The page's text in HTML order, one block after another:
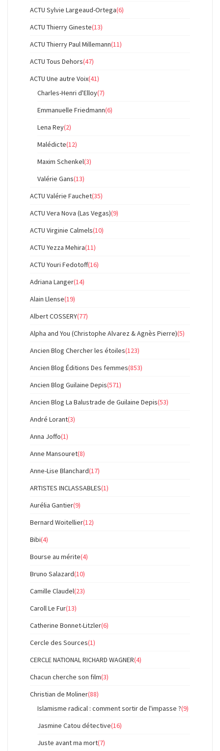
ACTU Sylvie Largeaud-Ortega(6)
ACTU Thierry Gineste(13)
ACTU Thierry Paul Millemann(11)
ACTU Tous Dehors(47)
ACTU Une autre Voix(41)
Charles-Henri d'Elloy(7)
Emmanuelle Friedmann(6)
Lena Rey(2)
Malédicte(12)
Maxim Schenkel(3)
Valérie Gans(13)
ACTU Valérie Fauchet(35)
ACTU Vera Nova (Las Vegas)(9)
ACTU Virginie Calmels(10)
ACTU Yezza Mehira(11)
ACTU Youri Fedotoff(16)
Adriana Langer(14)
Alain Llense(19)
Albert COSSERY(77)
Alpha and You (Christophe Alvarez & Agnès Pierre)(5)
Ancien Blog Chercher les étoiles(123)
Ancien Blog Éditions Des femmes(853)
Ancien Blog Guilaine Depis(571)
Ancien Blog La Balustrade de Guilaine Depis(53)
André Lorant(3)
Anna Joffo(1)
Anne Mansouret(8)
Anne-Lise Blanchard(17)
ARTISTES INCLASSABLES(1)
Aurélia Gantier(9)
Bernard Woitellier(12)
Bibi(4)
Bourse au mérite(4)
Bruno Salazard(10)
Camille Claudel(23)
Caroll Le Fur(13)
Catherine Bonnet-Litzler(6)
Cercle des Sources(1)
CERCLE NATIONAL RICHARD WAGNER(4)
Chacun cherche son film(3)
Christian de Moliner(88)
Islamisme radical : comment sortir de l'impasse ?(9)
Jasmine Catou détective(16)
Juste avant ma mort(7)